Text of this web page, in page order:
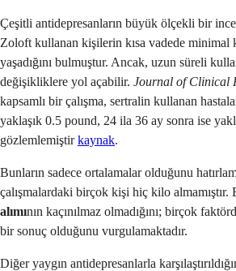
Çeşitli antidepresanların büyük ölçekli bir
Zoloft kullanan kişilerin kısa vadede
yaşadığını bulmuştur. Ancak, uzun süreli
değişikliklere yol açabilir. Journal of Clinical
kapsamlı bir çalışma, sertralin kullanan
yaklaşık 0.5 pound, 24 ila 36 ay sonra ise
gözlemlemiştirkaynak.
Bunların sadece ortalamalar olduğunu
çalışmalardaki birçok kişi hiç kilo almamıştır.
alımının kaçınılmaz olmadığını; birçok
bir sonuç olduğunu vurgulamaktadır.
Diğer yaygın antidepresanlarla